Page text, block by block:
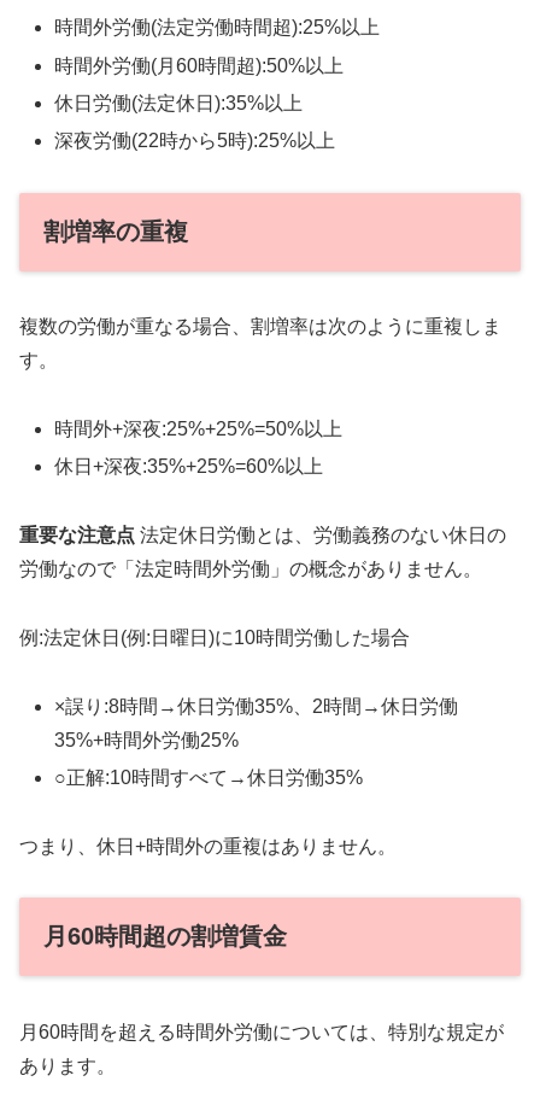
時間外労働(法定労働時間超):25%以上
時間外労働(月60時間超):50%以上
休日労働(法定休日):35%以上
深夜労働(22時から5時):25%以上
割増率の重複
複数の労働が重なる場合、割増率は次のように重複しま
す。
時間外+深夜:25%+25%=50%以上
休日+深夜:35%+25%=60%以上
重要な注意点 法定休日労働とは、労働義務のない休日の
労働なので「法定時間外労働」の概念がありません。
例:法定休日(例:日曜日)に10時間労働した場合
×誤り:8時間→休日労働35%、2時間→休日労働
35%+時間外労働25%
○正解:10時間すべて→休日労働35%
つまり、休日+時間外の重複はありません。
月60時間超の割増賃金
月60時間を超える時間外労働については、特別な規定が
あります。